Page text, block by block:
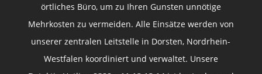
örtliches Büro, um zu Ihren Gunsten unnötige
Mehrkosten zu vermeiden. Alle Einsätze werden von
unserer zentralen Leitstelle in Dorsten, Nordrhein-
Westfalen koordiniert und verwaltet. Unsere